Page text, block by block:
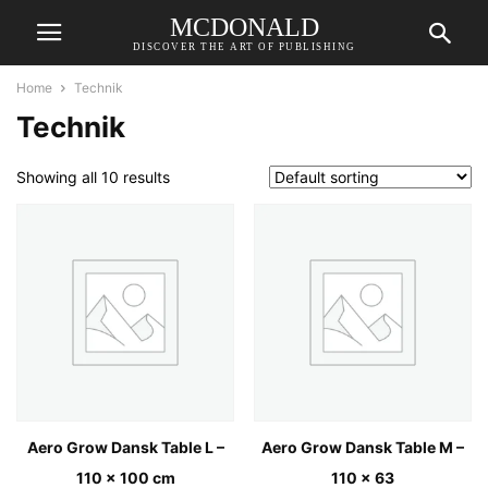
MCDONALD
DISCOVER THE ART OF PUBLISHING
Home Technik
Technik
Showing all 10 results
Aero Grow Dansk Table L –
110 x 100 cm
Aero Grow Dansk Table M –
110 x 63